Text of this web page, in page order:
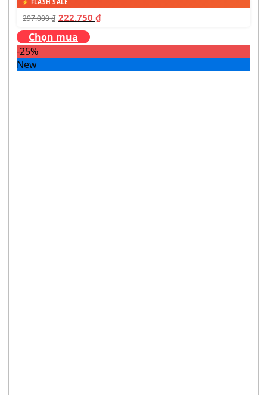
297.000₫ 222.750 ₫
Chọn mua
-25%
New